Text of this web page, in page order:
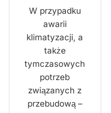
W przypadku
awarii
klimatyzacji, a
także
tymczasowych
potrzeb
związanych z
przebudową –